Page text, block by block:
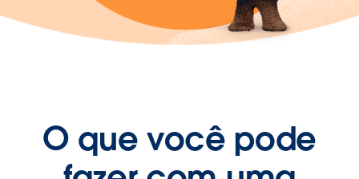
O que você pode